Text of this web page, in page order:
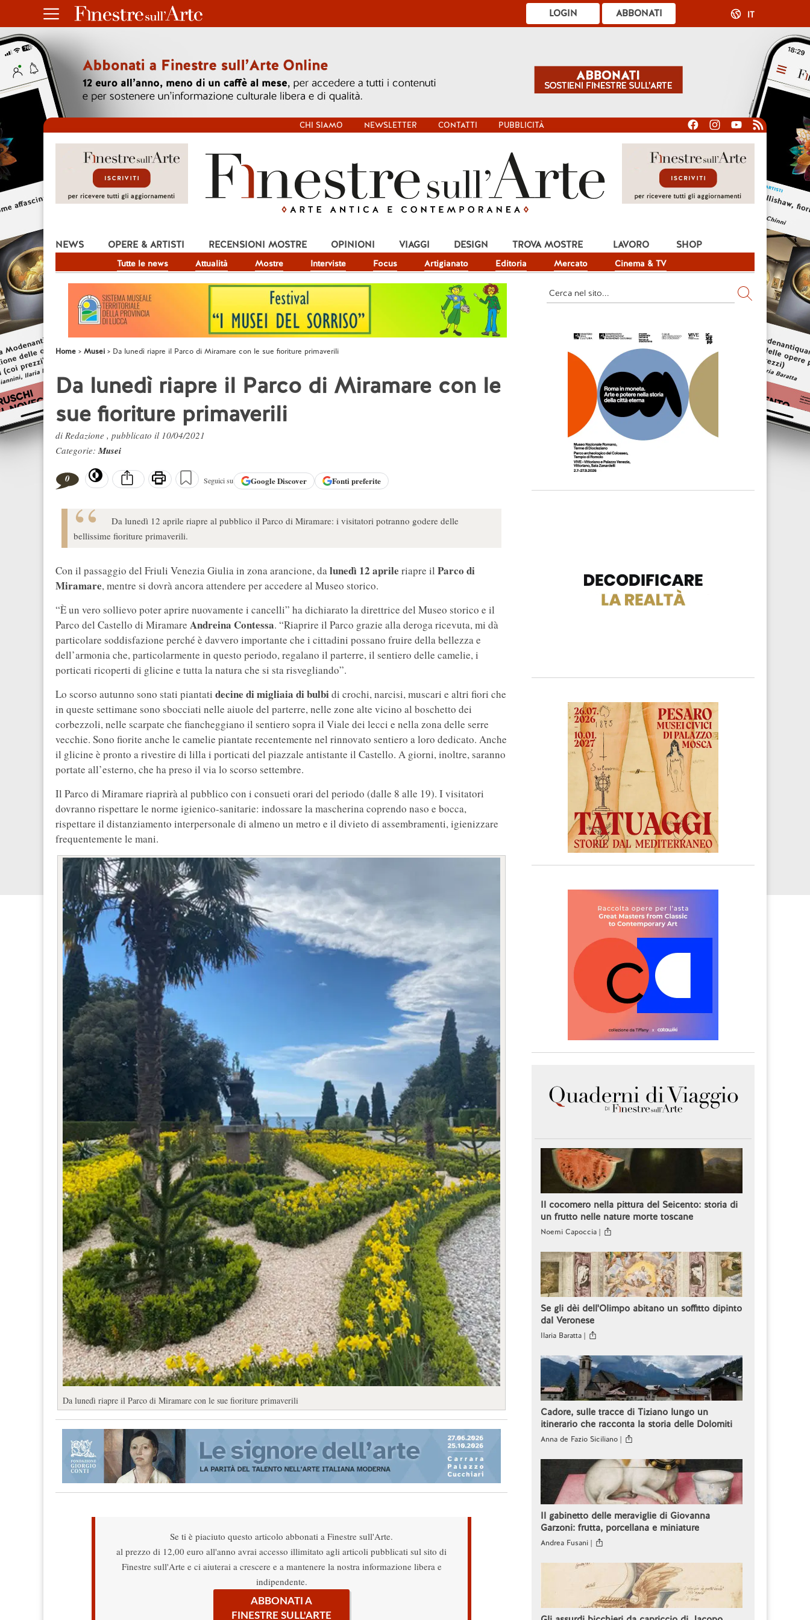
ABBONATI
LOGIN IT
CHI SIAMO NEWSLETTER CONTATTI PUBBLICITÀ
NEWS
Tutte le news Attualità Mostre Interviste Focus Artigianato Editoria Mercato Cinema & TV
OPERE & ARTISTI RECENSIONI MOSTRE OPINIONI VIAGGI DESIGN TROVA MOSTRE LAVORO SHOP
Home Musei Da lunedì riapre il Parco di Miramare con le sue fioriture primaverili
Da lunedì riapre il Parco di Miramare con le
sue fioriture primaverili
di Redazione , pubblicato il 10/04/2021
Categorie:Musei
0 Seguici su GoogleDiscover Fonti preferite
Da lunedì 12 aprile riapre al pubblico il Parco di Miramare: i visitatori potranno godere delle
bellissime fioriture primaverili.
Con il passaggio del Friuli Venezia Giulia in zona arancione, dalunedì 12 aprile riapre il Parco di
Miramare, mentre si dovrà ancora attendere per accedere al Museo storico.
“È un vero sollievo poter aprire nuovamente i cancelli” ha dichiarato la direttrice del Museo storico e il
Parco del Castello di Miramare Andreina Contessa. “Riaprire il Parco grazie alla deroga ricevuta, mi dà
particolare soddisfazione perché è davvero importante che i cittadini possano fruire della bellezza e
dell’armonia che, particolarmente in questo periodo, regalano il parterre, il sentiero delle camelie, i
porticati ricoperti di glicine e tutta la natura che si sta risvegliando”.
Lo scorso autunno sono stati piantati decine di migliaia di bulbidi crochi, narcisi, muscari e altri fiori che
in queste settimane sono sbocciati nelle aiuole del parterre, nelle zone alte vicino al boschetto dei
corbezzoli, nelle scarpate che fiancheggiano il sentiero sopra il Viale dei lecci e nella zona delle serre
vecchie. Sono fiorite anche le camelie piantate recentemente nel rinnovato sentiero a loro dedicato. Anche
il glicine è pronto a rivestire di lilla i porticati del piazzale antistante il Castello. A giorni, inoltre, saranno
portate all’esterno, che ha preso il via lo scorso settembre.
Il Parco di Miramare riaprirà al pubblico con i consueti orari del periodo (dalle 8 alle 19). I visitatori
dovranno rispettare le norme igienico-sanitarie: indossare la mascherina coprendo naso e bocca,
rispettare il distanziamento interpersonale di almeno un metro e il divieto di assembramenti, igienizzare
frequentemente le mani.
Da lunedì riapre il Parco di Miramare con le sue fioriture primaverili
Se ti è piaciuto questo articolo abbonati a Finestre sull'Arte.
al prezzo di 12,00 euro all'anno avrai accesso illimitato agli articoli pubblicati sul sito di
Finestre sull'Arte e ci aiuterai a crescere e a mantenere la nostra informazione libera e
indipendente.
ABBONATI A
FINESTRE SULL'ARTE
Il cocomero nella pittura del Seicento: storia di
un frutto nelle nature morte toscane
Noemi Capoccia |
Se gli dèi dell'Olimpo abitano un soffitto dipinto
dal Veronese
Ilaria Baratta |
Cadore, sulle tracce di Tiziano lungo un
itinerario che racconta la storia delle Dolomiti
Anna de Fazio Siciliano |
Il gabinetto delle meraviglie di Giovanna
Garzoni: frutta, porcellana e miniature
Andrea Fusani |